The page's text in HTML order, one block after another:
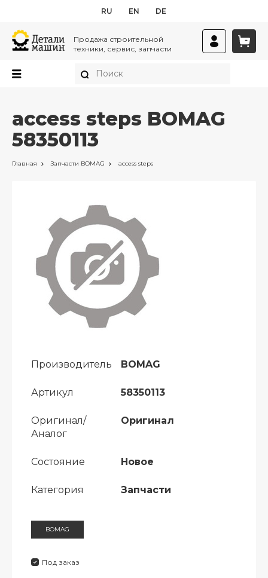
RU EN DE
Продажа строительной
техники, сервис, запчасти
access steps BOMAG
58350113
Главная Запчасти BOMAG access steps
Производитель BOMAG
Артикул 58350113
Оригинал/
Аналог
Оригинал
Состояние Новое
Категория Запчасти
BOMAG
Под заказ